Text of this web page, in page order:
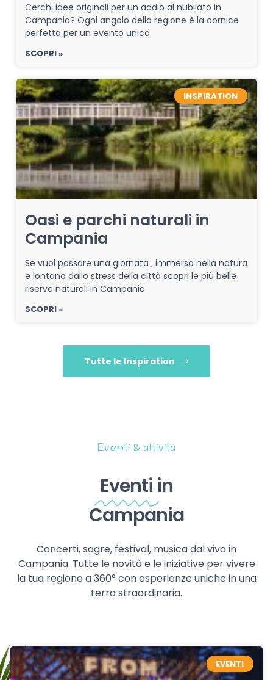
Cerchi idee originali per un addio al nubilato in
Campania? Ogni angolo della regione è la cornice
perfetta per un evento unico.
SCOPRI »
INSPIRATION
Oasi e parchi naturali in
Campania
Se vuoi passare una giornata , immerso nella natura
e lontano dallo stress della città scopri le più belle
riserve naturali in Campania.
SCOPRI »
Tutte le Inspiration
Eventi & attività
Eventi in
Campania
Concerti, sagre, festival, musica dal vivo in
Campania. Tutte le novità e le iniziative per vivere
la tua regione a 360° con esperienze uniche in una
terra straordinaria.
EVENTI